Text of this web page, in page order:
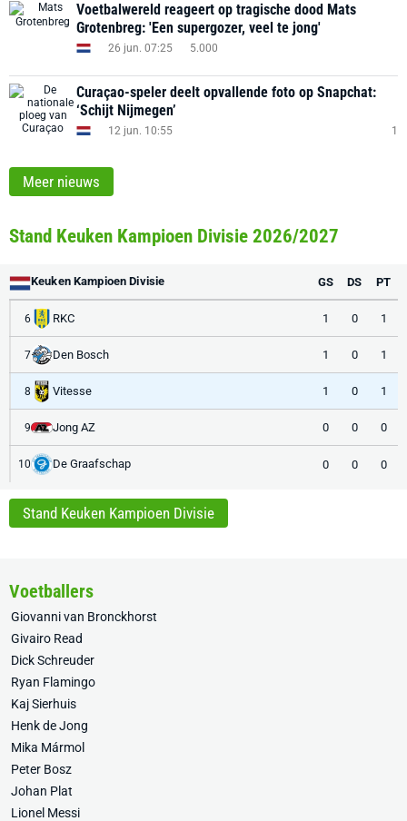
Voetbalwereld reageert op tragische dood Mats
Grotenbreg: 'Een supergozer, veel te jong'
26 jun. 07:25 5.000
Curaçao-speler deelt opvallende foto op Snapchat:
‘Schijt Nijmegen’
12 jun. 10:55 1
Meer nieuws
Stand Keuken Kampioen Divisie 2026/2027
Keuken Kampioen Divisie GS DS PT
6 RKC 1 0 1
7 Den Bosch 1 0 1
8 Vitesse 1 0 1
9 Jong AZ 0 0 0
10 De Graafschap 0 0 0
Stand Keuken Kampioen Divisie
Voetballers
Giovanni van Bronckhorst
Givairo Read
Dick Schreuder
Ryan Flamingo
Kaj Sierhuis
Henk de Jong
Mika Mármol
Peter Bosz
Johan Plat
Lionel Messi